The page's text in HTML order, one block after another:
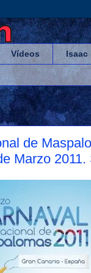
Vídeos Isaac
de
Marzo